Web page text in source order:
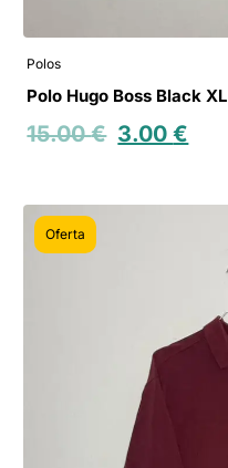
Polos
Polo Hugo Boss Black XL
15.00€ 3.00€
Oferta